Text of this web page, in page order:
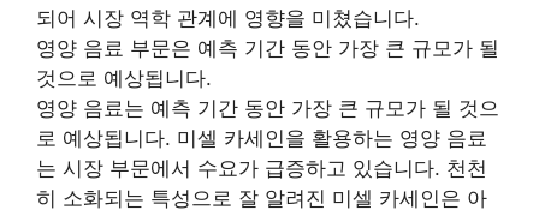
되어 시장 역학 관계에 영향을 미쳤습니다.
영양 음료 부문은 예측 기간 동안 가장 큰 규모가 될
것으로 예상됩니다.
영양 음료는 예측 기간 동안 가장 큰 규모가 될 것으
로 예상됩니다. 미셀 카세인을 활용하는 영양 음료
는 시장 부문에서 수요가 급증하고 있습니다. 천천
히 소화되는 특성으로 잘 알려진 미셀 카세인은 아